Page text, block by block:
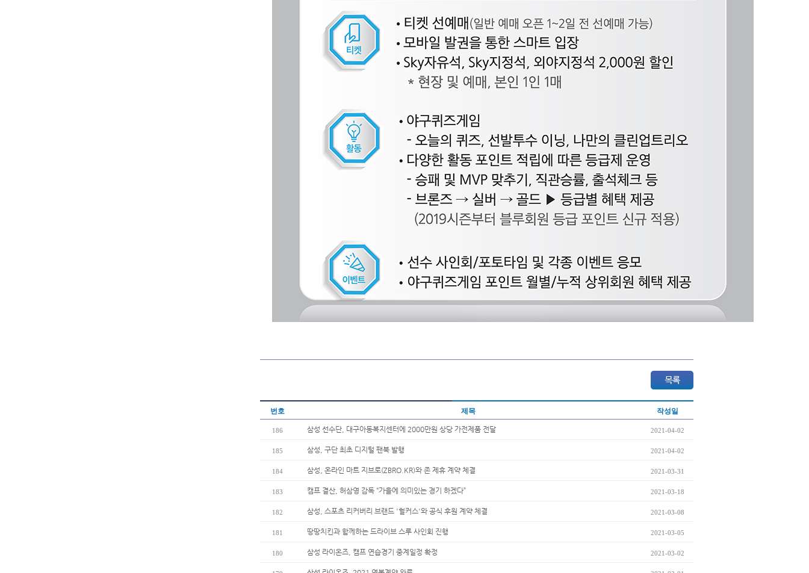
번호 제목 작성일
186 삼성 선수단, 대구아동복지센터에 2000만원 상당 가전제품 전달 2021-04-02
185 삼성, 구단 최초 디지털 팬북 발행 2021-04-02
184 삼성, 온라인 마트 지브로(ZBRO.KR)와 존 제휴 계약 체결 2021-03-31
183 캠프 결산, 허삼영 감독 “가을에 의미있는 경기 하겠다” 2021-03-18
182 삼성, 스포츠 리커버리 브랜드 '헐커스'와 공식 후원 계약 체결 2021-03-08
181 땅땅치킨과 함께하는 드라이브 스루 사인회 진행 2021-03-05
180 삼성 라이온즈, 캠프 연습경기 중계일정 확정 2021-03-02